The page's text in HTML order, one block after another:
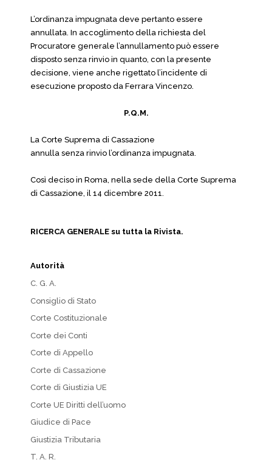
L’ordinanza impugnata deve pertanto essere
annullata. In accoglimento della richiesta del
Procuratore generale l’annullamento può essere
disposto senza rinvio in quanto, con la presente
decisione, viene anche rigettato l’incidente di
esecuzione proposto da Ferrara Vincenzo.
P.Q.M.
La Corte Suprema di Cassazione
annulla senza rinvio l’ordinanza impugnata.
Così deciso in Roma, nella sede della Corte Suprema
di Cassazione, il 14 dicembre 2011.
RICERCA GENERALE su tutta la Rivista.
Autorità
C. G. A.
Consiglio di Stato
Corte Costituzionale
Corte dei Conti
Corte di Appello
Corte di Cassazione
Corte di Giustizia UE
Corte UE Diritti dell’uomo
Giudice di Pace
Giustizia Tributaria
T. A. R.